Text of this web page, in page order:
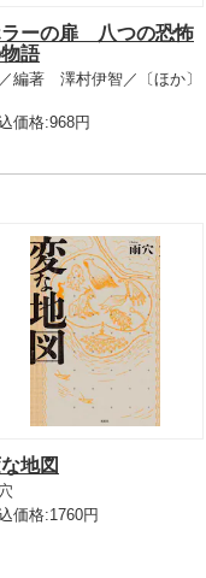
ーの扉 八つの恐怖
語
編著 澤村伊智／〔ほか〕
価格:968円
地図
価格:1760円